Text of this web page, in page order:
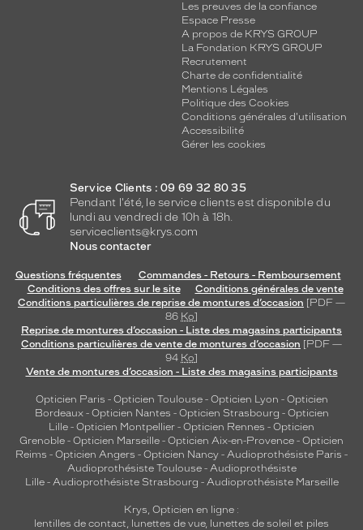
Les preuves de la confiance
Espace Presse
A propos de KRYS GROUP
La Fondation KRYS GROUP
Recrutement
Charte de confidentialité
Mentions Légales
Politique des Cookies
Conditions générales d'utilisation
Accessibilité
Gérer les cookies
Service Clients : 09 69 32 80 35
Pendant l'été, le service clients est disponible du
lundi au vendredi de 10h à 18h.
serviceclients@krys.com
Nous contacter
Questions fréquentes
Commandes - Retours - Remboursement
Conditions des offres sur le site
Conditions générales de vente
Conditions particulières de reprise de montures d’occasion [PDF —
86 Ko]
Reprise de montures d’occasion - Liste des magasins participants
Conditions particulières de vente de montures d’occasion [PDF —
94 Ko]
Vente de montures d’occasion - Liste des magasins participants
Opticien Paris - Opticien Toulouse- Opticien Lyon - Opticien
Bordeaux- Opticien Nantes - Opticien Strasbourg - Opticien
Lille - Opticien Montpellier - Opticien Rennes - Opticien
Grenoble - Opticien Marseille - Opticien Aix-en-Provence - Opticien
Reims - Opticien Angers - Opticien Nancy - Audioprothésiste Paris -
Audioprothésiste Toulouse- Audioprothésiste
Lille- Audioprothésiste Strasbourg - Audioprothésiste Marseille
Krys, Opticien en ligne :
lentilles de contact, lunettes de vue, lunettes de soleil et piles